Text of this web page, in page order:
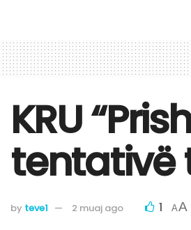
KRU
tentativë
by teve1 2 muaj ago 1 AA